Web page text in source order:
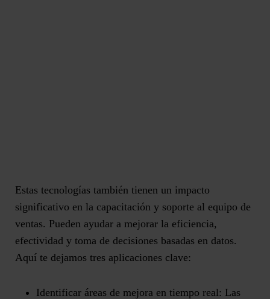
Estas tecnologías también tienen un impacto
significativo en la capacitación y soporte al equipo de
ventas. Pueden ayudar a mejorar la eficiencia,
efectividad y toma de decisiones basadas en datos.
Aquí te dejamos tres aplicaciones clave:
Identificar áreas de mejora en tiempo real: Las